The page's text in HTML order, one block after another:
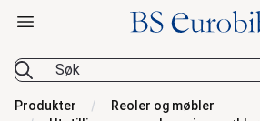
BS Eurobib
Åpne hovedmeny
Produkter
Reoler og møbler